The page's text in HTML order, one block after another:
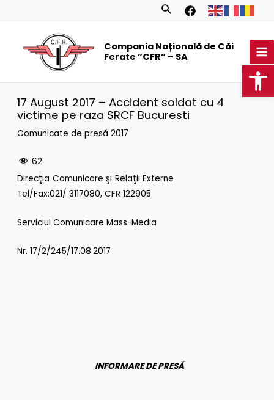
Search
Compania Națională de Căi
Ferate ”CFR” – SA
17 August 2017 – Accident soldat cu 4
victime pe raza SRCF Bucuresti
Comunicate de presă 2017
62
Direcţia Comunicare şi Relaţii Externe
Tel/Fax:021/ 3117080, CFR 122905
Serviciul Comunicare Mass-Media
Nr. 17/2/245/17.08.2017
INFORMARE DE PRESĂ